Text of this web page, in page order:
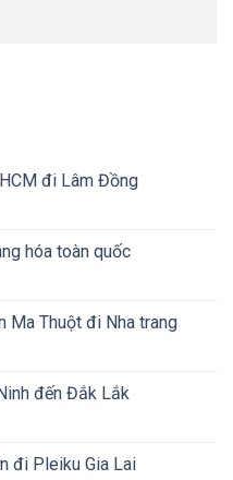
đi Lâm Đồng
hóa toàn quốc
Ma Thuột đi Nha trang
đến Đắk Lắk
đi Pleiku Gia Lai